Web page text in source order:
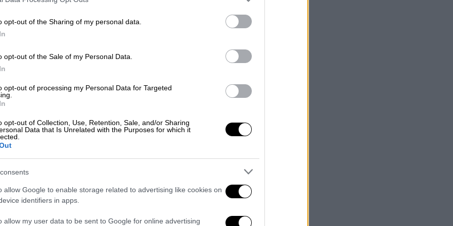
opt-out of the Sharing of my personal data.
opt-out of the Sale of my Personal Data.
opt-out of processing my Personal Data for Targeted
opt-out of Collection, Use, Retention, Sale, and/or Sharing
Data that Is Unrelated with the Purposes for which it
allow Google to enable storage related to advertising like cookies on
identifiers in apps.
allow my user data to be sent to Google for online advertising
Στρατηγικού Διαλόγου με τις ΗΠΑ
σχέσεις» - Τι συζητήθηκε στη
Ο πρόεδρος του ΣΥΡΙΖΑ συναντήθηκε
με τον πρέσβη των ΗΠΑ στην Αθήνα
Πολιτική|27.11.2023 19:25
Συνάντηση Κασσελάκη με πρέσβη